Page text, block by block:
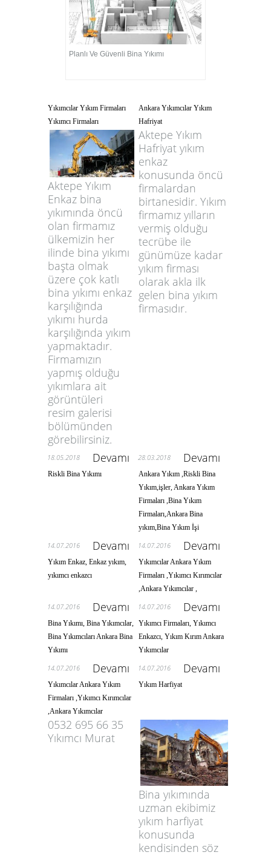
Planlı Ve Güvenli Bina Yıkımı
Yıkımcılar Yıkım Firmaları
Yıkımcı Firmaları
Ankara Yıkımcılar Yıkım
Hafriyat
Aktepe Yıkım
Enkaz bina
yıkımında öncü
olan firmamız
ülkemizin her
ilinde bina yıkımı
başta olmak
üzere çok katlı
bina yıkımı enkaz
karşılığında
yıkımı hurda
karşılığında yıkım
yapmaktadır.
Firmamızın
yapmış olduğu
yıkımlara ait
görüntüleri
resim galerisi
bölümünden
görebilirsiniz.
Aktepe Yıkım
Hafriyat yıkım
enkaz
konusunda öncü
firmalardan
birtanesidir. Yıkım
firmamız yılların
vermiş olduğu
tecrübe ile
günümüze kadar
yıkım firması
olarak akla ilk
gelen bina yıkım
firmasıdır.
18.05.2018 Devamı 28.03.2018 Devamı
Riskli Bina Yıkımı
Ankara Yıkım ,Riskli Bina
Yıkım,işler, Ankara Yıkım
Firmaları ,Bina Yıkım
Firmaları,Ankara Bina
yıkım,Bina Yıkım İşi
14.07.2016 Devamı 14.07.2016 Devamı
Yıkım Enkaz, Enkaz yıkım,
yıkımcı enkazcı
Yıkımcılar Ankara Yıkım
Firmaları ,Yıkımcı Kırımcılar
,Ankara Yıkımcılar ,
14.07.2016 Devamı 14.07.2016 Devamı
Bina Yıkımı, Bina Yıkımcılar,
Bina Yıkımcıları Ankara Bina
Yıkımı
Yıkımcı Firmaları, Yıkımcı
Enkazcı, Yıkım Kırım Ankara
Yıkımcılar
14.07.2016 Devamı 14.07.2016 Devamı
Yıkımcılar Ankara Yıkım
Firmaları ,Yıkımcı Kırımcılar
,Ankara Yıkımcılar
Yıkım Harfiyat
0532 695 66 35
Yıkımcı Murat
Bina yıkımında
uzman ekibimiz
yıkım harfiyat
konusunda
kendisinden söz